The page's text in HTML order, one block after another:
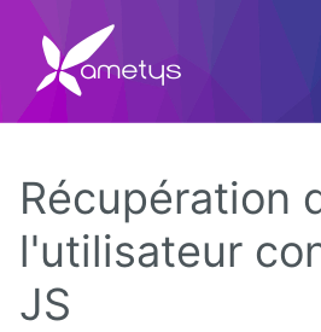
Ametys v4
Licence
Récupération
l'utilisateur
JS